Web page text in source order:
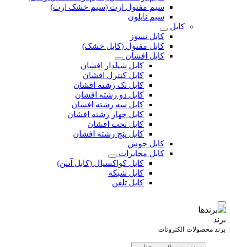
سیم مفتول ارت (سیم خشک ارت)
سیم نایلون
کابل
کابل نسوز
کابل مفتول (کابل خشک)
کابل افشان
کابل شیلدار افشان
کابل کنترل افشان
کابل تک رشته افشان
کابل دو رشته افشان
کابل سه رشته افشان
کابل چهار رشته افشان
کابل تخت افشان
کابل پنج رشته افشان
کابل جوش
کابل مخابرات
کابل کواکسیال (کابل آنتن)
کابل شبکه
کابل تلفن
برند
برند محصولات الکتروتات